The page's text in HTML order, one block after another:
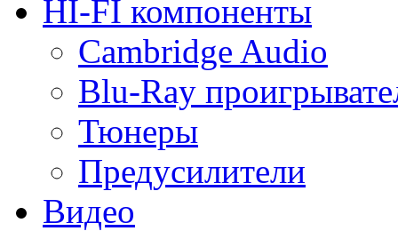
HI-FI компоненты
Cambridge Audio
Blu-Ray
Тюнеры
Предусилители
Видео